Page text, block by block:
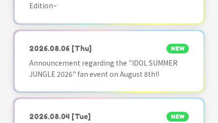
Edition~
2026.08.06 [Thu] NEW
Announcement regarding the "IDOL SUMMER
JUNGLE 2026" fan event on August 8th!!
2026.08.04 [Tue] NEW